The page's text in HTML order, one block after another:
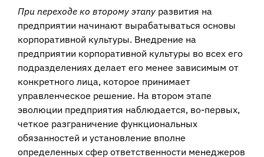
При переходе ко второму этапу развития на
предприятии начинают выраба­тываться основы
корпоративной культуры. Внедрение на
предприятии корпо­ративной культуры во всех его
подразделениях делает его менее зависимым от
конкретного лица, которое принимает
управленческое решение. На втором эта­пе
эволюции предприятия наблюдается, во-первых,
четкое разграничение функ­циональных
обязанностей и установление вполне
определенных сфер ответ­ственности менеджеров